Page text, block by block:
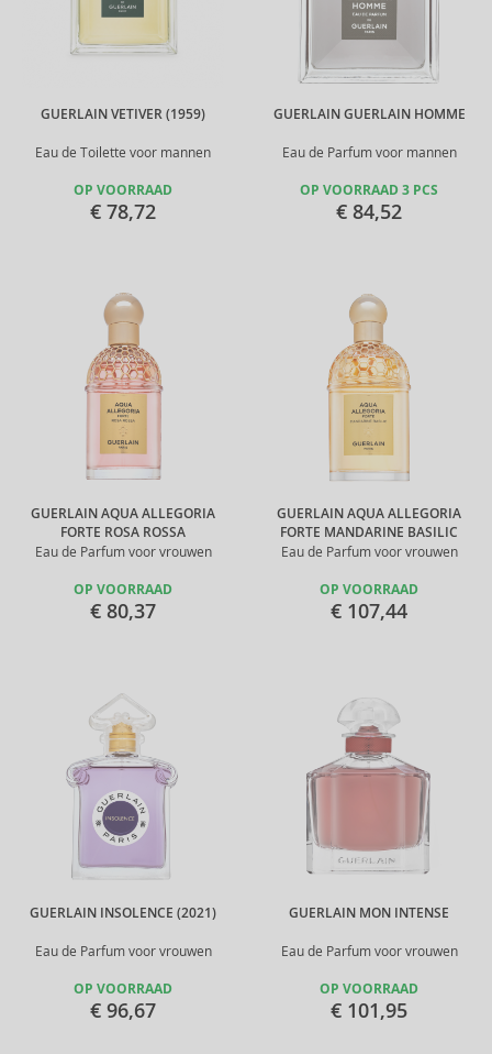
GUERLAIN VETIVER (1959)
Eau de Toilette voor mannen
OP VOORRAAD
€ 78,72
GUERLAIN GUERLAIN HOMME
Eau de Parfum voor mannen
OP VOORRAAD 3 PCS
€ 84,52
GUERLAIN AQUA ALLEGORIA
FORTE ROSA ROSSA
Eau de Parfum voor vrouwen
OP VOORRAAD
€ 80,37
GUERLAIN AQUA ALLEGORIA
FORTE MANDARINE BASILIC
Eau de Parfum voor vrouwen
OP VOORRAAD
€ 107,44
GUERLAIN INSOLENCE (2021)
Eau de Parfum voor vrouwen
OP VOORRAAD
€ 96,67
GUERLAIN MON INTENSE
Eau de Parfum voor vrouwen
OP VOORRAAD
€ 101,95